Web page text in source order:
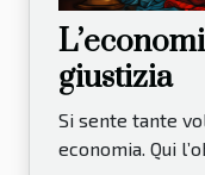
giustizia
Si sente tante
economia. Qui